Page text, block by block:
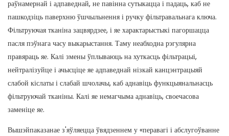
раўнамернай і адпаведнай, не павінна сутыкацца і падаць, каб не
пашкодзіць паверхню ўшчыльнення і ручку фільтравальнага ключа.
Фільтруючая тканіна зацвярдзее, і яе характарыстыкі пагоршацца
пасля пэўнага часу выкарыстання. Таму неабходна рэгулярна
правяраць яе. Калі змены ўплываюць на хуткасць фільтрацыі,
нейтралізуйце і ачысціце яе адпаведнай нізкай канцэнтрацыяй
слабой кіслаты і слабай шчолачы, каб аднавіць функцыянальнасць
фільтруючай тканіны. Калі яе немагчыма аднавіць, своечасова
заменіце яе.
Вышэйпаказанае з'яўляецца ўвядзеннем у «перавагі і абслугоўванне